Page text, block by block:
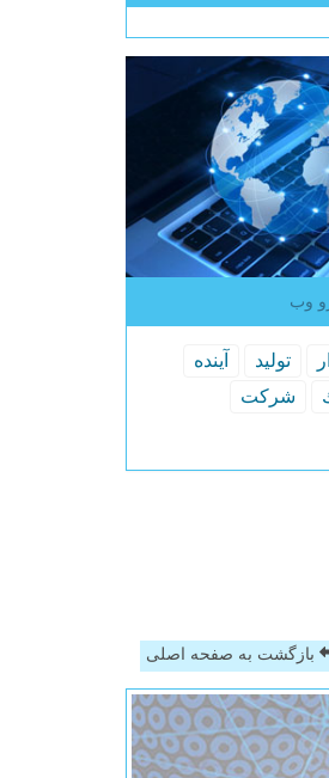
وب
تولید
آینده
شركت
بازگشت به صفحه اصلی